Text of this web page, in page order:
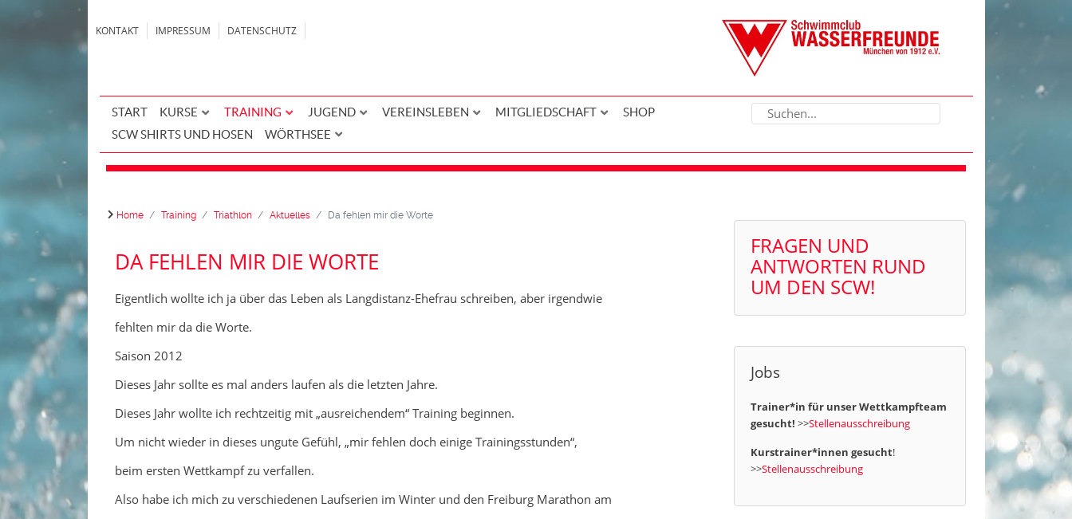
KONTAKT IMPRESSUM DATENSCHUTZ
START KURSE TRAINING JUGEND VEREINSLEBEN MITGLIEDSCHAFT
SHOP
SCW SHIRTS UND HOSEN
WÖRTHSEE
Home Training Triathlon Aktuelles Da fehlen mir die Worte
DA FEHLEN MIR DIE WORTE
Eigentlich wollte ich ja über das Leben als Langdistanz-Ehefrau schreiben, aber irgendwie
fehlten mir da die Worte.
Saison 2012
Dieses Jahr sollte es mal anders laufen als die letzten Jahre.
Dieses Jahr wollte ich rechtzeitig mit „ausreichendem“ Training beginnen.
Um nicht wieder in dieses ungute Gefühl, „mir fehlen doch einige Trainingsstunden“,
beim ersten Wettkampf zu verfallen.
Also habe ich mich zu verschiedenen Laufserien im Winter und den Freiburg Marathon am
FRAGEN UND
ANTWORTEN RUND
UM DEN SCW!
Jobs
Trainer*in für unser Wettkampfteam
gesucht! >>Stellenausschreibung
Kurstrainer*innen gesucht!
>>Stellenausschreibung